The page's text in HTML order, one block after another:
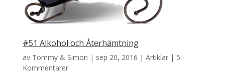
#51 Alkohol och Återhämtning
av Tommy & Simon | sep 20, 2016 | Artiklar| 5
Kommentarer